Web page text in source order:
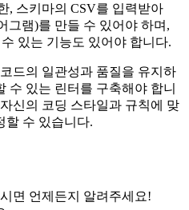
, 스키마의 CSV를 입력받아
그램)를 만들 수 있어야 하며,
있는 기능도 있어야 합니다.
드의 일관성과 품질을 유지하
수 있는 린터를 구축해야 합니
신의 코딩 스타일과 규칙에 맞
할 수 있습니다.
면 언제든지 알려주세요!